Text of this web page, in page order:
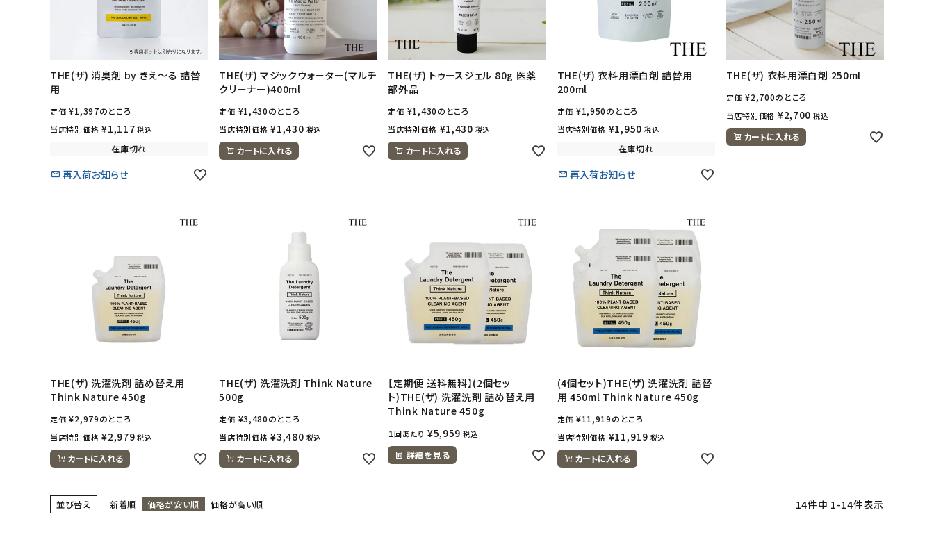
アルマウィン
アルモニベルツ
コラム・スタッフのおすすめ
person 会員登録
THE(ザ) 消臭剤 by きえ～る 詰替
用
定価 ¥1,397のところ
当店特別価格 ¥1,117 税込
在庫切れ
再入荷お知らせ
THE(ザ) マジックウォーター(マルチ
クリーナー)400ml
定価 ¥1,430のところ
当店特別価格 ¥1,430 税込
カートに入れる
THE(ザ) トゥースジェル 80g 医薬
部外品
定価 ¥1,430のところ
当店特別価格 ¥1,430 税込
カートに入れる
THE(ザ) 衣料用漂白剤 詰替用
200ml
定価 ¥1,950のところ
当店特別価格 ¥1,950 税込
在庫切れ
再入荷お知らせ
THE(ザ) 衣料用漂白剤 250ml
定価 ¥2,700のところ
当店特別価格 ¥2,700 税込
カートに入れる
THE(ザ) 洗濯洗剤 詰め替え用
Think Nature 450g
定価 ¥2,979のところ
当店特別価格 ¥2,979 税込
カートに入れる
THE(ザ) 洗濯洗剤 Think Nature
500g
定価 ¥3,480のところ
当店特別価格 ¥3,480 税込
カートに入れる
【定期便 送料無料】(2個セッ
ト)THE(ザ) 洗濯洗剤 詰め替え用
Think Nature 450g
１回あたり ¥5,959 税込
詳細を見る
(4個セット)THE(ザ) 洗濯洗剤 詰替
用 450ml Think Nature 450g
定価 ¥11,919のところ
当店特別価格 ¥11,919 税込
カートに入れる
並び替え 新着順 価格が安い順 価格が高い順 14件中 1-14件表示